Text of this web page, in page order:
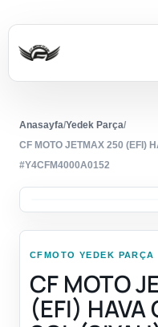
Anasayfa/Yedek Parça/
CF MOTO JETMAX 250 (EFI)
#Y4CFM4000A0152
CFMOTO YEDEK PARÇA
CF MOTO
(EFI) HAVA